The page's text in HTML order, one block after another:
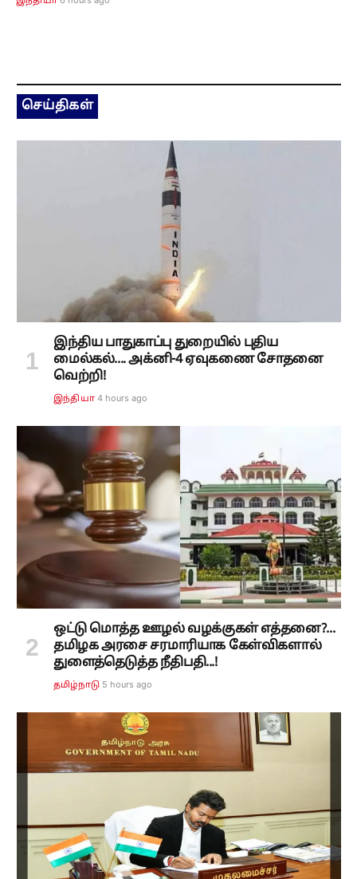
செய்திகள்
இந்திய பாதுகாப்பு துறையில் புதிய
மைல்கல்.... அக்னி-4 ஏவுகணை சோதனை
வெற்றி!
இந்தியா 4 hours ago
ஒட்டு மொத்த ஊழல் வழக்குகள் எத்தனை?...
தமிழக அரசை சரமாரியாக கேள்விகளால்
துளைத்தெடுத்த நீதிபதி...!
தமிழ்நாடு 5 hours ago